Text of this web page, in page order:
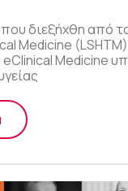
διεξήχθη από
Medicine
Medicine